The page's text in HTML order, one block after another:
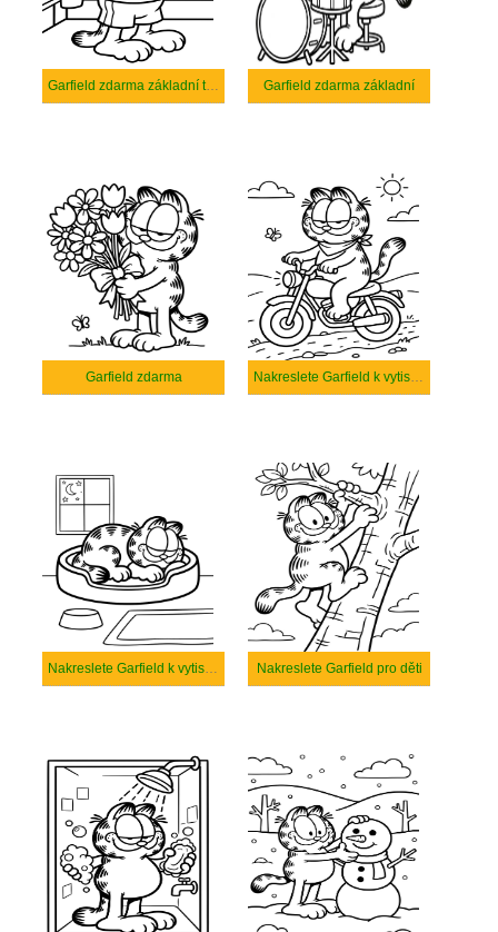
Garfield zdarma základní tisknutelné Garfield zdarma základní
Garfield zdarma Nakreslete Garfield k vytisknutí zdarma
Nakreslete Garfield k vytisknutí Nakreslete Garfield pro děti